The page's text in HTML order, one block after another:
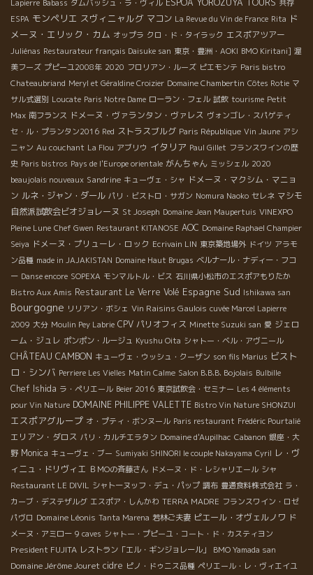
Lapierre Babass ダムバッシュ・ラ・ヴィル ESPOA YOROZUYA TOURS 共存
ESPA モンペリエ スヴィニャルグ マコン La Revue du Vin de France Rita ド
メーヌ・エリック・カム オップラ クロ・ド・タイラック エスポアツアー
Juliénas Restaurateur français Daisuke san 東京・豊洲・AOKI BMO Kiritani] 渥
美フーズ プピーユ2008年 2020 フロリアン・ルーズ ピエモンテ Paris bistro
Chateaubriand Meryl et Géraldine Croizier Domaine Chambertin Côtes Rotie マ
サル式選別 Loucate Paris Notre Dame ローラン・フェル 試飲 tourisme Petit
Max 南フランス ドメーヌ・ヴァランタン・ヴァレス ヴォンゴレ・スパゲティ
セ・ル・プランタン2016 Red ストラスブルグ Paris République Vin Jaune アシ
ニャン Au couchant La Flou アブリウ イタリア Paul Gillet フランスワインの歴
史 Paris bistros Pays de l'Europe orientale がんちゃん ミッシェル 2020
beaujolais nouveaux Sandrine キューヴェ・シャ ドメーヌ・マクシム・マニョ
ン ルネ・ジャン・ダール パリ・ビストロ・サガン Nomura Naoko セレネ マシモ
自然派試飲会ビオジョレーヌ St Joseph Domaine Jean Maupertuis VINEXPO
Pleine Lune Chef Gwen Restaurant KITANOSE AOC Domaine Raphael Champier
Seiya ドメーヌ・プリューレ・ロック Ecrivain LIN 東京築地場外 ドイツ アラモ
ン品種 made in JAJAKISTAN Domaine Haut Brugas ベルナール・ナディー・フコ
ー Danse encore SOPEXA モンマルトル・ビス 石川県小松市のエスポアもりたか
Bistro Aux Amis Restaurant Le Verre Volé Espagne Sud Ishikawa san
Bourgogne リリアン・ボシェ Vin Raisins Gaulois cuvée Marcel Lapierre
2009 大分 Moulin Pey Labrie CPV パリオフィス Minette Suzuki san 愛 ジェロ
ーム・ジュレ ポンポン・ルージュ Kyushu Oita シャトー・ベル・アヴニール
CHÂTEAU CAMBON キューヴェ・ウッシュ・クーザン son fils Marius ビスト
ロ・シンバ Perriere Les Vielles Matin Calme Salon B.B.B. Bojolais Bulbille
Chef Ishida ラ・ペリエール Beier 2016 東京試飲会・セミナー Les 4 éléments
pour Vin Nature DOMAINE PHILIPPE VALETTE Bistro Vin Nature SHONZUI
エスポアグループ オ・プティ・ボンヌール Paris restaurant Frédéric Pourtalié
エリアン・ダロス パリ・カルチエラタン Domaine d'Aupilhac Cabanon 銀座・大
野 Monica キューヴェ・ブー Sumiyaki SHINORI le couple Nakayama Cyril レ・ヴ
ィニュ・ドリヴィエ ＢＭОの斉藤さん ドメーヌ・ド・レシャリエール シャ
Restaurant LE DIVIL シャトーヌッフ・デュ・パップ 調布 豊通食料株式会社 ラ・
カーブ・デステザルグ エスポア・しんかわ TERRA MADRE フランスワイン・ロゼ
パヴロ Domaine Léonis Tanta Marena 若林ご夫妻 ピエール・オヴェルノワ ド
メーヌ・アミロー 9 caves シャトー・プピーユ・コート・ド・カスティヨン
President FUJITA レストラン「エル・ギンジョレール」 BMO Yamada san
Domaine Jérôme Jouret cidre ピノ・ドゥニス品種 ペリエール・レ・ヴィエイユ